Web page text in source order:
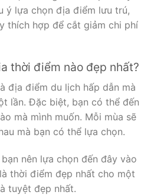
ý lựa chọn địa điểm lưu trú,
thích hợp để cắt giảm chi phí
thời điểm nào đẹp nhất?
địa điểm du lịch hấp dẫn mà
lần. Đặc biệt, bạn có thể đến
mà mình muốn. Mỗi mùa sẽ
mà bạn có thể lựa chọn.
bạn nên lựa chọn đến đây vào
thời điểm đẹp nhất cho một
tuyệt đẹp nhất.